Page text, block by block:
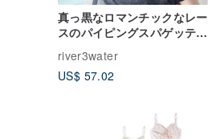
真っ黒なロマンチックなレー
スのパイピングスパゲッティ
スドレスヴィンテージドレス
river3water
US$ 57.02